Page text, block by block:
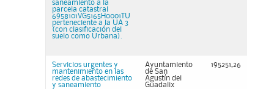
saneamiento a la
parcela catastral
6958101VG5165H0001TU
perteneciente a la UA 3
(con clasificación del
suelo como Urbana).
Servicios urgentes y
mantenimiento en las
redes de abastecimiento
y saneamiento
Ayuntamiento
de San
Agustín del
Guadalix
195251,26